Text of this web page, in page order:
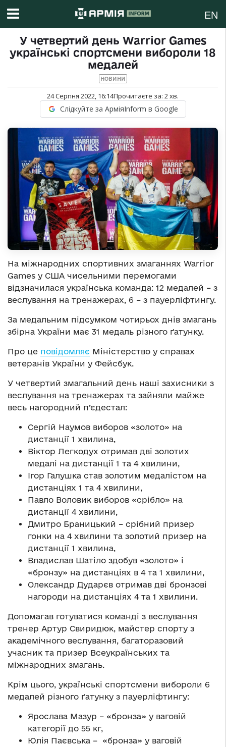
EN
У четвертий день Warrior Games
українські спортсмени вибороли 18
медалей
НОВИНИ
24 Серпня 2022, 16:14Прочитаєте за: 2хв.
Слідкуйте за АрміяInform в Google
На міжнародних спортивних змаганнях Warrior
Games у США чисельними перемогами
відзначилася українська команда: 12 медалей – з
веслування на тренажерах, 6 – з пауерліфтингу.
За медальним підсумком чотирьох днів змагань
збірна України має 31 медаль різного ґатунку.
Про це повідомляє Міністерство у справах
ветеранів України у Фейсбук.
У четвертий змагальний день наші захисники з
веслування на тренажерах та зайняли майже
весь нагородний п’єдестал:
Сергій Наумов виборов «золото» на
дистанції 1 хвилина,
Віктор Легкодух отримав дві золотих
медалі на дистанції 1 та 4 хвилини,
Ігор Галушка став золотим медалістом на
дистанціях 1 та 4 хвилини,
Павло Воловик виборов «срібло» на
дистанції 4 хвилини,
Дмитро Браницький – срібний призер
гонки на 4 хвилини та золотий призер на
дистанції 1 хвилина,
Владислав Шатіло здобув «золото» і
«бронзу» на дистанціях в 4 та 1 хвилини,
Олександр Дударєв отримав дві бронзові
нагороди на дистанціях 4 та 1 хвилини.
Допомагав готуватися команді з веслування
тренер Артур Свиридюк, майстер спорту з
академічного веслування, багаторазовий
учасник та призер Всеукраїнських та
міжнародних змагань.
Крім цього, українські спортсмени вибороли 6
медалей різного ґатунку з пауерліфтингу:
Ярослава Мазур – «бронза» у ваговій
категорії до 55 кг,
Юлія Паєвська – «бронза» у ваговій